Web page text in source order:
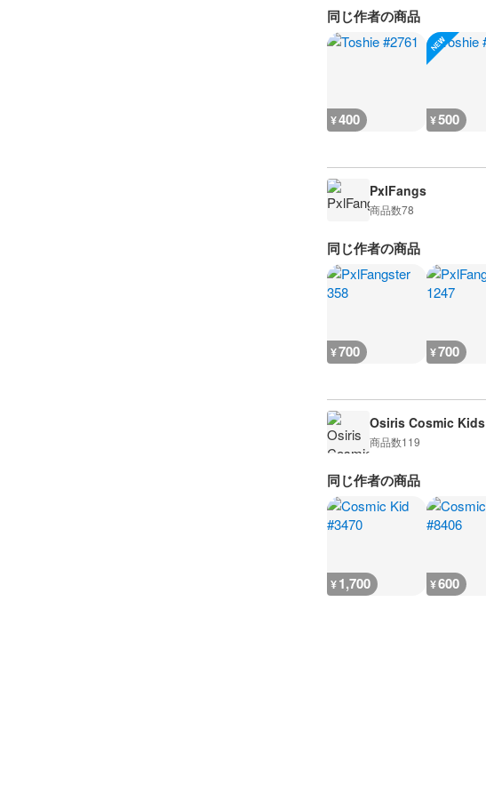
同じ作者の商品
¥400 ¥500
PxlFangs
商品数78
同じ作者の商品
¥700 ¥700
Osiris Cosmic Kids
商品数119
同じ作者の商品
¥1,700 ¥600